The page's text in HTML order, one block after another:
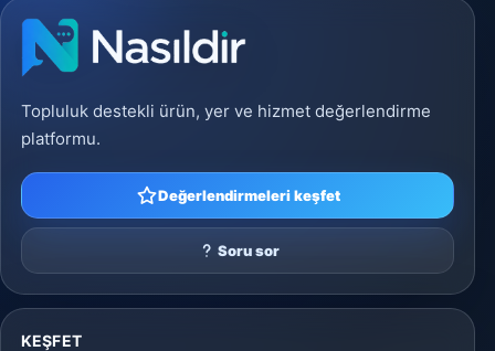
Topluluk destekli ürün, yer ve hizmet değerlendirme
platformu.
Değerlendirmeleri keşfet
Soru sor
KEŞFET